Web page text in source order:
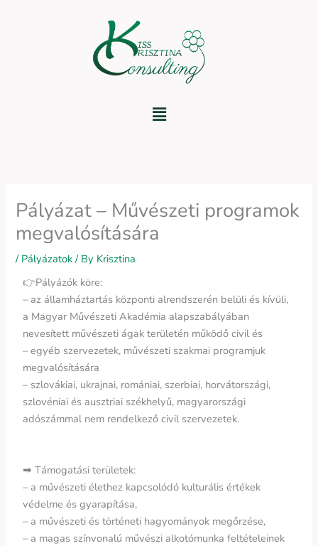
Menu
Pályázat – Művészeti programok
megvalósítására
/ Pályázatok / By Krisztina
👉Pályázók köre:
– az államháztartás központi alrendszerén belüli és kívüli,
a Magyar Művészeti Akadémia alapszabályában
nevesített művészeti ágak területén működő civil és
– egyéb szervezetek, művészeti szakmai programjuk
megvalósítására
– szlovákiai, ukrajnai, romániai, szerbiai, horvátországi,
szlovéniai és ausztriai székhelyű, magyarországi
adószámmal nem rendelkező civil szervezetek.
➡ Támogatási területek:
– a művészeti élethez kapcsolódó kulturális értékek
védelme és gyarapítása,
– a művészeti és történeti hagyományok megőrzése,
– a magas színvonalú művészi alkotómunka feltételeinek